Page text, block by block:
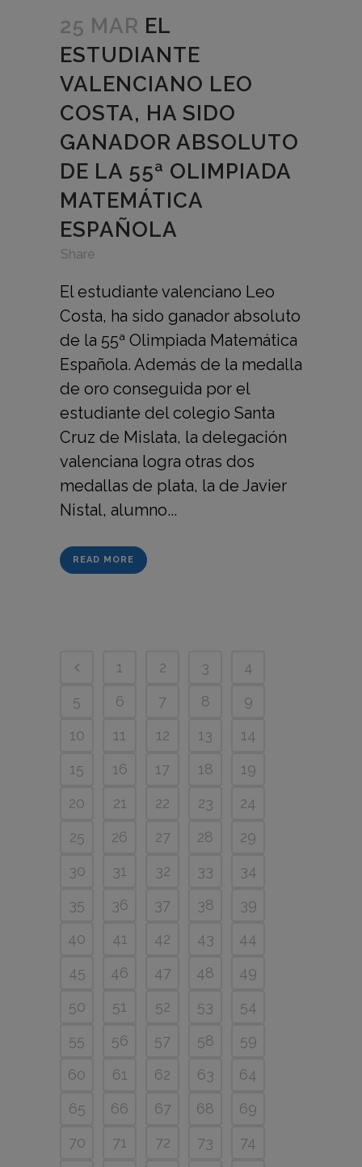
25 MAR EL
ESTUDIANTE
VALENCIANO LEO
COSTA, HA SIDO
GANADOR ABSOLUTO
DE LA 55ª OLIMPIADA
MATEMÁTICA
ESPAÑOLA
Share
El estudiante valenciano Leo
Costa, ha sido ganador absoluto
de la 55ª Olimpiada Matemática
Española. Además de la medalla
de oro conseguida por el
estudiante del colegio Santa
Cruz de Mislata, la delegación
valenciana logra otras dos
medallas de plata, la de Javier
Nistal, alumno...
READ MORE
1 2 3
4
5
6 7 8
9
10
11 12 13
14
15
16 17 18
19
20
21 22 23
24
25
26 27 28
29
30
31 32 33
34
35
36 37 38
39
40
41 42 43
44
45
46 47 48
49
50
51 52 53
54
55
56 57 58
59
60
61 62 63
64
65
66 67 68
69
70
71 72 73
74